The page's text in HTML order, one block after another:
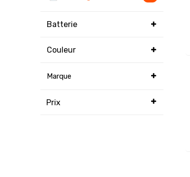
Batterie
Couleur
Marque
Prix